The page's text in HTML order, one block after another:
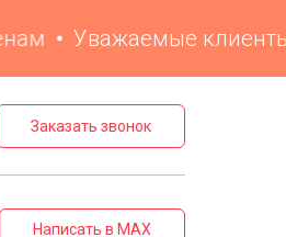
Уважаемые клиенты! На
Заказать звонок
Написать в MAX